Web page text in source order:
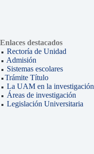
Enlaces destacados
Rectoría de Unidad
Admisión
Sistemas escolares
Trámite Título
La UAM en la investigación
Áreas de investigación
Legislación Universitaria